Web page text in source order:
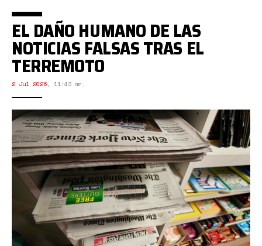
EL DAÑO HUMANO DE LAS
NOTICIAS FALSAS TRAS EL
TERREMOTO
2 Jul 2026, 11:43 am.